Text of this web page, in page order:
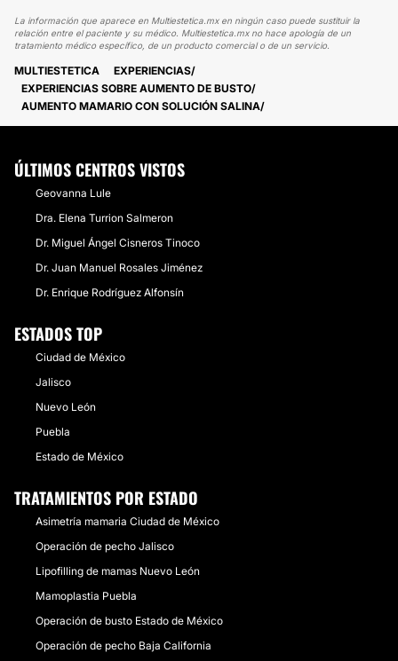
La información que aparece en Multiestetica.mx en ningún caso puede sustituir la
relación entre el paciente y su médico. Multiestetica.mx no hace apología de un
tratamiento médico específico, de un producto comercial o de un servicio.
MULTIESTETICA
EXPERIENCIAS
EXPERIENCIAS SOBRE AUMENTO DE BUSTO
AUMENTO MAMARIO CON SOLUCIÓN SALINA
ÚLTIMOS CENTROS VISTOS
Geovanna Lule
Dra. Elena Turrion Salmeron
Dr. Miguel Ángel Cisneros Tinoco
Dr. Juan Manuel Rosales Jiménez
Dr. Enrique Rodríguez Alfonsín
ESTADOS TOP
Ciudad de México
Jalisco
Nuevo León
Puebla
Estado de México
TRATAMIENTOS POR ESTADO
Asimetría mamaria Ciudad de México
Operación de pecho Jalisco
Lipofilling de mamas Nuevo León
Mamoplastia Puebla
Operación de busto Estado de México
Operación de pecho Baja California